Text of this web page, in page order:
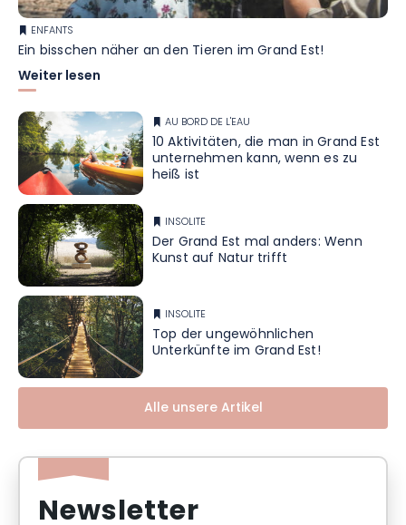
ENFANTS
Ein bisschen näher an den Tieren im Grand Est!
Weiter lesen
AU BORD DE L'EAU
10 Aktivitäten, die man in Grand Est
unternehmen kann, wenn es zu
heiß ist
INSOLITE
Der Grand Est mal anders: Wenn
Kunst auf Natur trifft
INSOLITE
Top der ungewöhnlichen
Unterkünfte im Grand Est!
Alle unsere Artikel
Newsletter